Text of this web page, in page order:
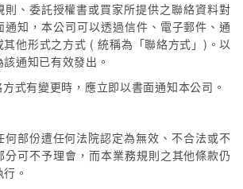
、委託授權書或買家所提供之聯絡資料對
通知，本公司可以透過信件、電子郵件、通
他形式之方式 ( 統稱為「聯絡方式」)。以
通知已有效發出。
式有變更時，應立即以書面通知本公司。
部份遭任何法院認定為無效、不合法或不
分可不予理會，而本業務規則之其他條款仍
。